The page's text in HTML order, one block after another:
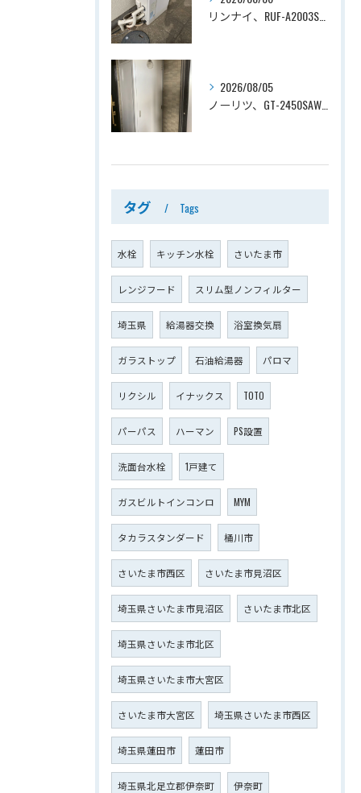
2026/08/05
タグ Tags
水栓 キッチン水栓 さいたま市
レンジフード スリム型ノンフィルター
埼玉県 給湯器交換 浴室換気扇
ガラストップ 石油給湯器 パロマ
リクシル イナックス TOTO
パーパス ハーマン PS設置
洗面台水栓 1戸建て
ガスビルトインコンロ MYM
タカラスタンダード 桶川市
さいたま市西区 さいたま市見沼区
埼玉県さいたま市見沼区 さいたま市北区
埼玉県さいたま市北区
埼玉県さいたま市大宮区
さいたま市大宮区 埼玉県さいたま市西区
埼玉県蓮田市 蓮田市
埼玉県北足立郡伊奈町 伊奈町